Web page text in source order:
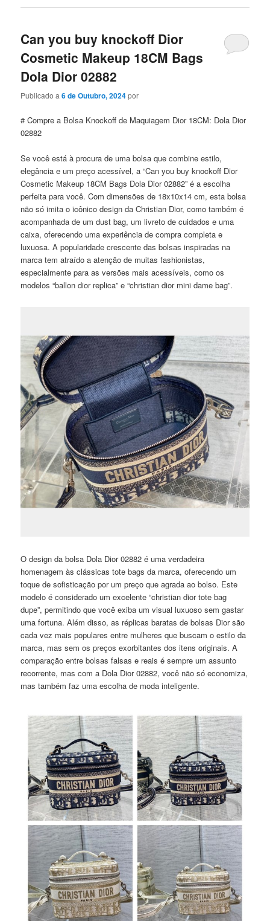
Can you buy knockoff Dior
Cosmetic Makeup 18CM Bags
Dola Dior 02882
Publicado a6 de Outubro, 2024por
# Compre a Bolsa Knockoff de Maquiagem Dior 18CM: Dola Dior
02882
Se você está à procura de uma bolsa que combine estilo,
elegância e um preço acessível, a “Can you buy knockoff Dior
Cosmetic Makeup 18CM Bags Dola Dior 02882” é a escolha
perfeita para você. Com dimensões de 18x10x14 cm, esta bolsa
não só imita o icônico design da Christian Dior, como também é
acompanhada de um dust bag, um livreto de cuidados e uma
caixa, oferecendo uma experiência de compra completa e
luxuosa. A popularidade crescente das bolsas inspiradas na
marca tem atraído a atenção de muitas fashionistas,
especialmente para as versões mais acessíveis, como os
modelos “ballon dior replica” e “christian dior mini dame bag”.
O design da bolsa Dola Dior 02882 é uma verdadeira
homenagem às clássicas tote bags da marca, oferecendo um
toque de sofisticação por um preço que agrada ao bolso. Este
modelo é considerado um excelente “christian dior tote bag
dupe”, permitindo que você exiba um visual luxuoso sem gastar
uma fortuna. Além disso, as réplicas baratas de bolsas Dior são
cada vez mais populares entre mulheres que buscam o estilo da
marca, mas sem os preços exorbitantes dos itens originais. A
comparação entre bolsas falsas e reais é sempre um assunto
recorrente, mas com a Dola Dior 02882, você não só economiza,
mas também faz uma escolha de moda inteligente.